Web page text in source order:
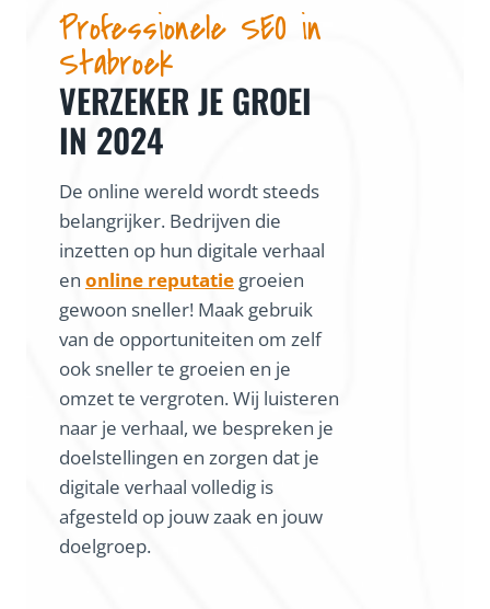
Professionele SEO in
Stabroek
VERZEKER JE GROEI
IN 2024
De online wereld wordt steeds
belangrijker. Bedrijven die
inzetten op hun digitale verhaal
en online reputatie groeien
gewoon sneller! Maak gebruik
van de opportuniteiten om zelf
ook sneller te groeien en je
omzet te vergroten. Wij luisteren
naar je verhaal, we bespreken je
doelstellingen en zorgen dat je
digitale verhaal volledig is
afgesteld op jouw zaak en jouw
doelgroep.